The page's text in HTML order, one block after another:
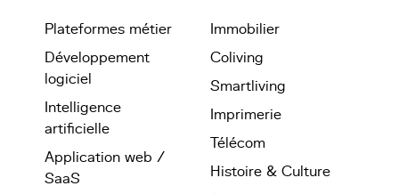
Plateformes métier
Développement
logiciel
Intelligence
artificielle
Application web /
SaaS
Immobilier
Coliving
Smartliving
Imprimerie
Télécom
Histoire & Culture